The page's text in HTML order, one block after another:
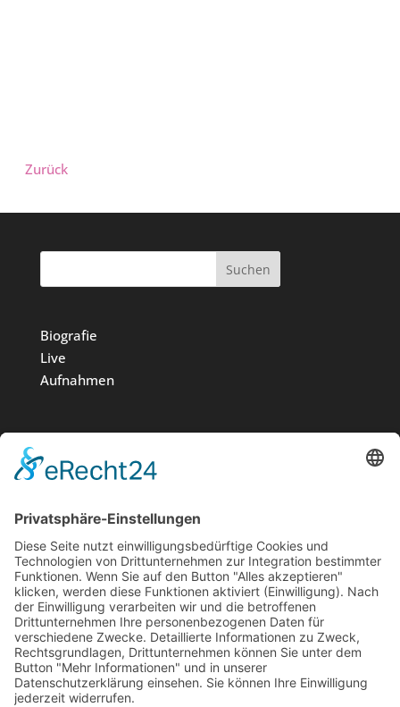
Zurück
Suchen
Biografie
Live
Aufnahmen
Medien
News
Kontakt
Impressum
Datenschutz